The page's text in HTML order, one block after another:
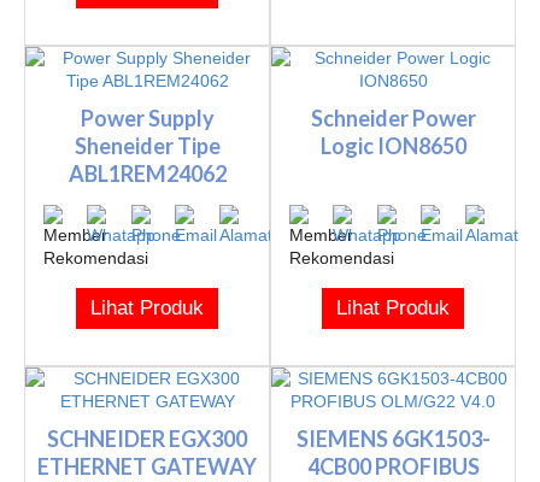
Power Supply
Sheneider Tipe
ABL1REM24062
Lihat Produk
Schneider Power
Logic ION8650
Lihat Produk
SCHNEIDER EGX300
ETHERNET GATEWAY
SIEMENS 6GK1503-
4CB00 PROFIBUS